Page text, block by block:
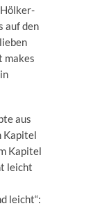
auf den
makes
aus
Kapitel
Kapitel
leicht
leicht“: